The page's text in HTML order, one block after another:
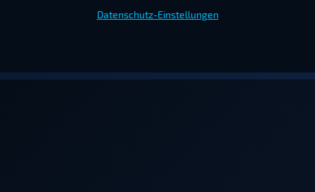
Datenschutz-Einstellungen